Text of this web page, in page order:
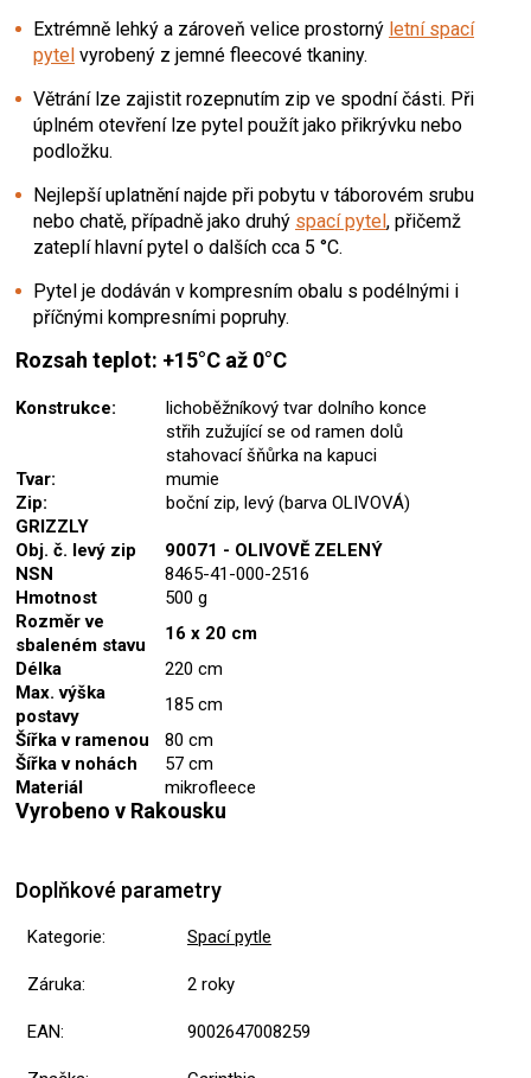
Extrémně lehký a zároveň velice prostorný letní spací
pytel vyrobený z jemné fleecové tkaniny.
Větrání lze zajistit rozepnutím zip ve spodní části. Při
úplném otevření lze pytel použít jako přikrývku nebo
podložku.
Nejlepší uplatnění najde při pobytu v táborovém srubu
nebo chatě, případně jako druhý spací pytel, přičemž
zateplí hlavní pytel o dalších cca 5 °C.
Pytel je dodáván v kompresním obalu s podélnými i
příčnými kompresními popruhy.
Rozsah teplot: +15°C až 0°C
Konstrukce:
lichoběžníkový tvar dolního konce
střih zužující se od ramen dolů
stahovací šňůrka na kapuci
Tvar:
mumie
Zip:
boční zip, levý (barva OLIVOVÁ)
GRIZZLY
Obj. č. levý zip
90071 - OLIVOVĚ ZELENÝ
NSN
8465-41-000-2516
Hmotnost
500 g
Rozměr ve
sbaleném stavu
16 x 20 cm
Délka
220 cm
Max. výška
postavy
185 cm
Šířka v ramenou
80 cm
Šířka v nohách
57 cm
Materiál
mikrofleece
Vyrobeno v Rakousku
Doplňkové parametry
Kategorie: Spací pytle
Záruka: 2 roky
EAN: 9002647008259